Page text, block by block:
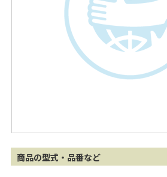
商品の型式・品番など